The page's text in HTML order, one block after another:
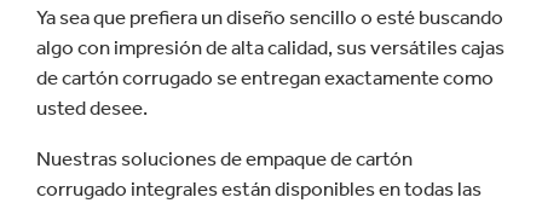
Ya sea que prefiera un diseño sencillo o esté buscando
algo con impresión de alta calidad, sus versátiles cajas
de cartón corrugado se entregan exactamente como
usted desee.
Nuestras soluciones de empaque de cartón
corrugado integrales están disponibles en todas las